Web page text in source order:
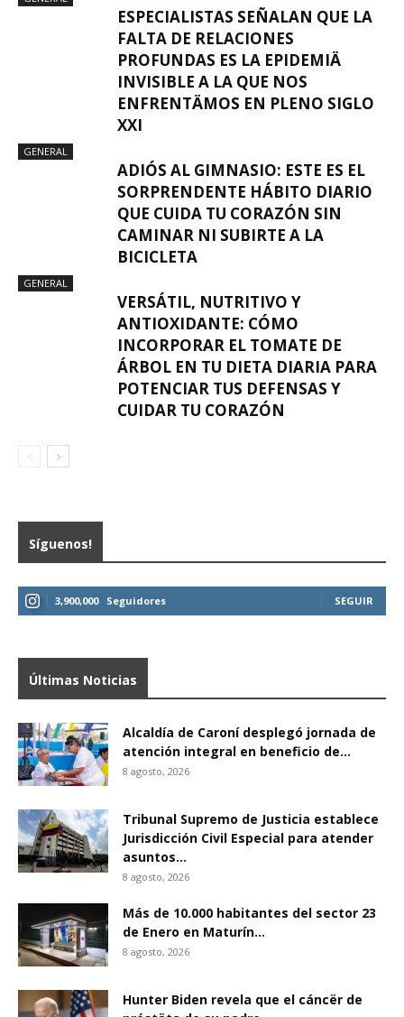
ESPECIALISTAS SEÑALAN QUE LA
FALTA DE RELACIONES
PROFUNDAS ES LA EPIDEMIÄ
INVISIBLE A LA QUE NOS
ENFRENTÄMOS EN PLENO SIGLO
XXI
GENERAL
ADIÓS AL GIMNASIO: ESTE ES EL
SORPRENDENTE HÁBITO DIARIO
QUE CUIDA TU CORAZÓN SIN
CAMINAR NI SUBIRTE A LA
BICICLETA
GENERAL
VERSÁTIL, NUTRITIVO Y
ANTIOXIDANTE: CÓMO
INCORPORAR EL TOMATE DE
ÁRBOL EN TU DIETA DIARIA PARA
POTENCIAR TUS DEFENSAS Y
CUIDAR TU CORAZÓN
Síguenos!
3,900,000 Seguidores SEGUIR
Últimas Noticias
Alcaldía de Caroní desplegó jornada de
atención integral en beneficio de...
8 agosto, 2026
Tribunal Supremo de Justicia establece
Jurisdicción Civil Especial para atender
asuntos...
8 agosto, 2026
Más de 10.000 habitantes del sector 23
de Enero en Maturín...
8 agosto, 2026
Hunter Biden revela que el cáncër de